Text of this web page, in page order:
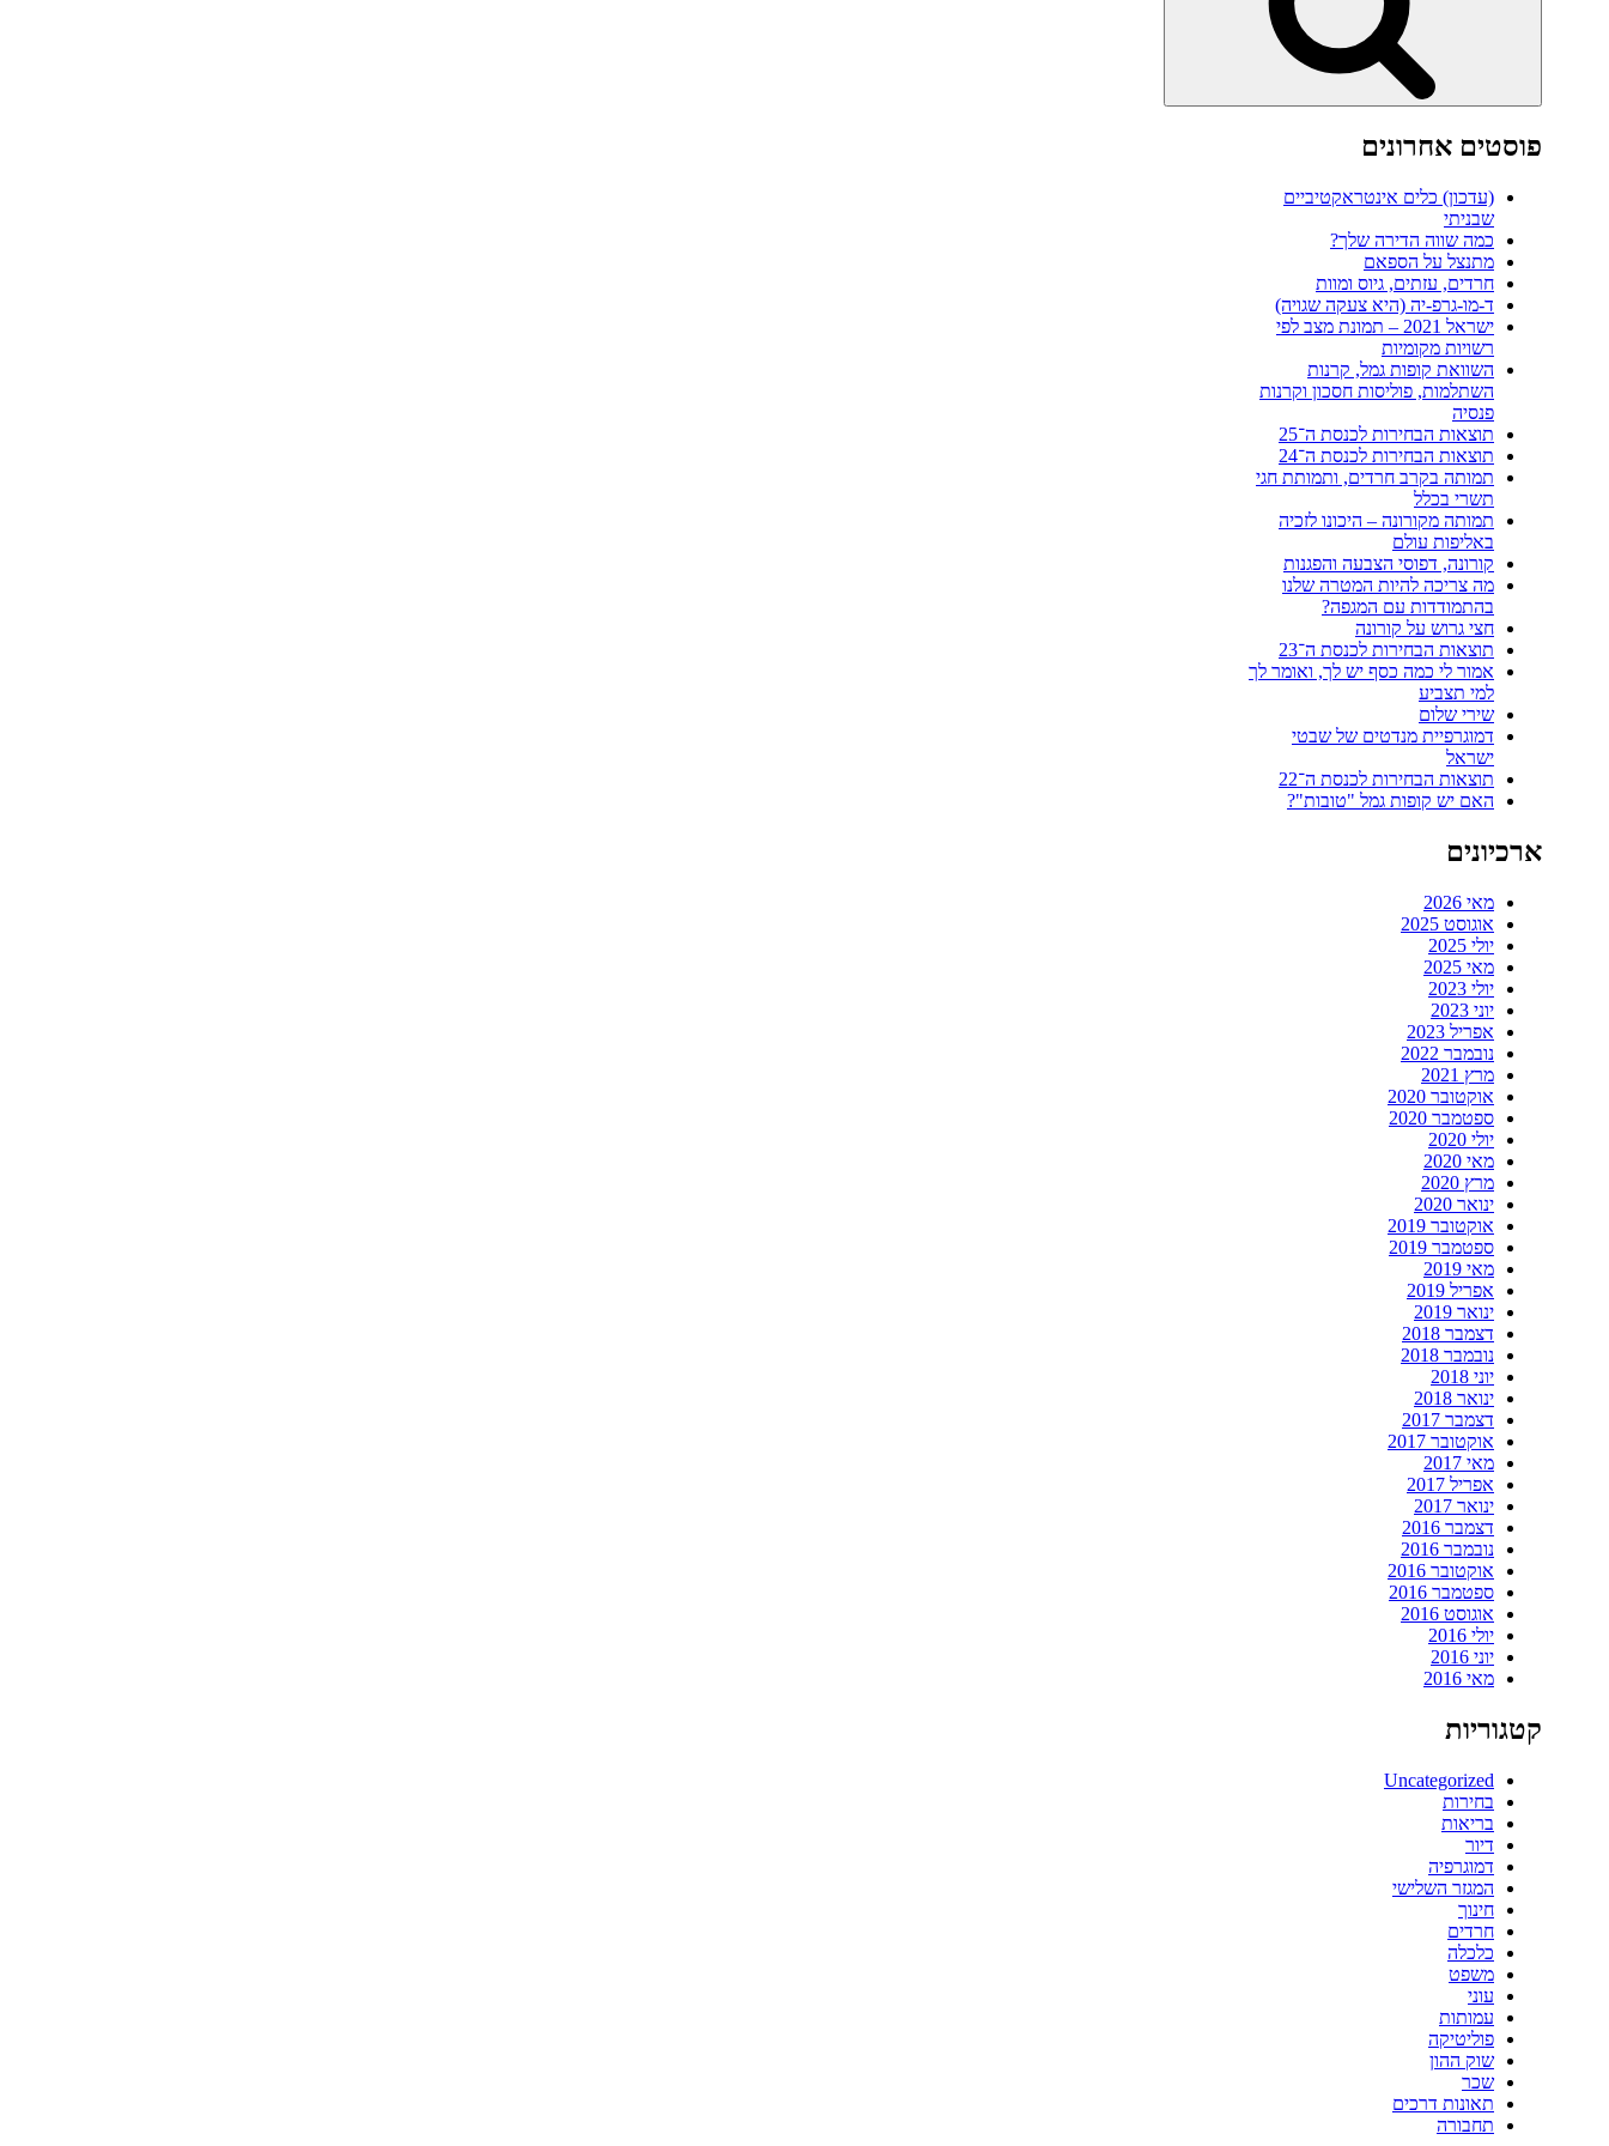
פוסטים אחרונים
(עדכון) כלים אינטראקטיביים
שבניתי
כמה שווה הדירה שלך?
מתנצל על הספאם
חרדים, עזתים, גיוס ומוות
ד-מו-גרפ-יה (היא צעקה שגויה)
ישראל 2021 – תמונת מצב לפי
רשויות מקומיות
השוואת קופות גמל, קרנות
השתלמות, פוליסות חסכון וקרנות
פנסיה
תוצאות הבחירות לכנסת ה־25
תוצאות הבחירות לכנסת ה־24
תמותה בקרב חרדים, ותמותת חגי
תשרי בכלל
תמותה מקורונה – היכונו לזכיה
באליפות עולם
קורונה, דפוסי הצבעה והפגנות
מה צריכה להיות המטרה שלנו
בהתמודדות עם המגפה?
חצי גרוש על קורונה
תוצאות הבחירות לכנסת ה־23
אמור לי כמה כסף יש לך, ואומר לך
למי תצביע
שירי שלום
דמוגרפיית מנדטים של שבטי
ישראל
תוצאות הבחירות לכנסת ה־22
האם יש קופות גמל "טובות"?
ארכיונים
מאי 2026
אוגוסט 2025
יולי 2025
מאי 2025
יולי 2023
יוני 2023
אפריל 2023
נובמבר 2022
מרץ 2021
אוקטובר 2020
ספטמבר 2020
יולי 2020
מאי 2020
מרץ 2020
ינואר 2020
אוקטובר 2019
ספטמבר 2019
מאי 2019
אפריל 2019
ינואר 2019
דצמבר 2018
נובמבר 2018
יוני 2018
ינואר 2018
דצמבר 2017
אוקטובר 2017
מאי 2017
אפריל 2017
ינואר 2017
דצמבר 2016
נובמבר 2016
אוקטובר 2016
ספטמבר 2016
אוגוסט 2016
יולי 2016
יוני 2016
מאי 2016
קטגוריות
Uncategorized
בחירות
בריאות
דיור
דמוגרפיה
המגזר השלישי
חינוך
חרדים
כלכלה
משפט
עוני
עמותות
פוליטיקה
שוק ההון
שכר
תאונות דרכים
תחבורה